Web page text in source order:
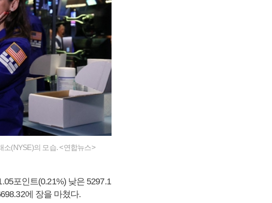
(NYSE)의 모습. <연합뉴스>
포인트(0.21%) 낮은 5297.1
에 장을 마쳤다.